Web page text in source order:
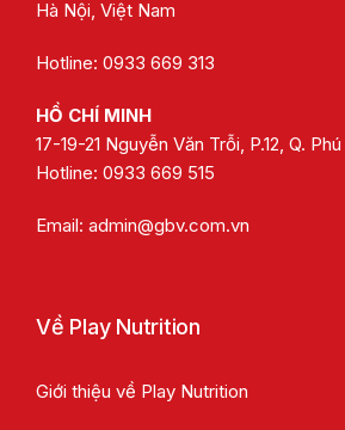
Hà Nội, Việt Nam
Hotline: 0933 669 313
HỒ CHÍ MINH
17-19-21 Nguyễn Văn Trỗi, P.12, Q.
Hotline: 0933 669 515
Email: admin@gbv.com.vn
Về Play Nutrition
Giới thiệu về Play Nutrition